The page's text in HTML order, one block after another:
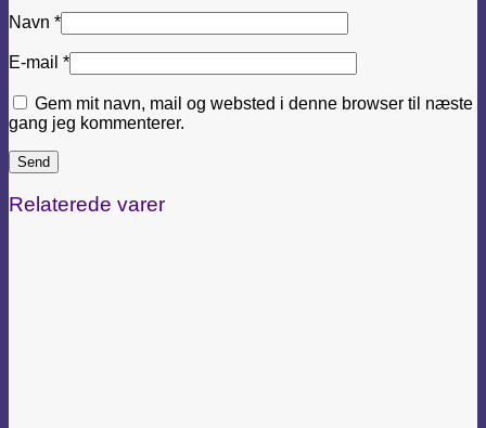
Navn *
E-mail *
Gem mit navn, mail og websted i denne browser til næste
gang jeg kommenterer.
Relaterede varer